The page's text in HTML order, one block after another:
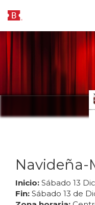
Navideña-
Inicio: Sábado 13
Fin: Sábado 13 de